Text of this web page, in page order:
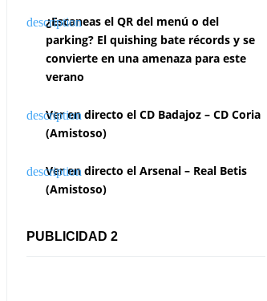
¿Escaneas el QR del menú o del
parking? El quishing bate récords y se
convierte en una amenaza para este
verano
Ver en directo el CD Badajoz – CD Coria
(Amistoso)
Ver en directo el Arsenal – Real Betis
(Amistoso)
PUBLICIDAD 2